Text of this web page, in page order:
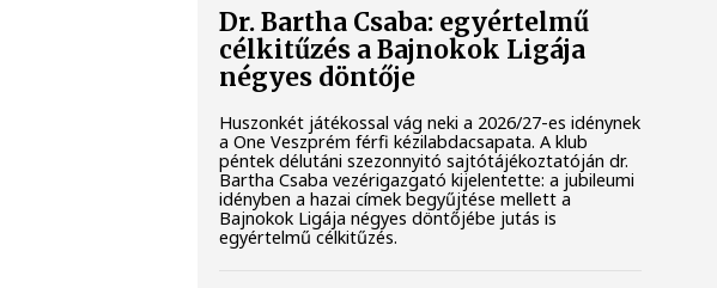
Dr. Bartha Csaba: egyértelmű
célkitűzés a Bajnokok Ligája
négyes döntője
Huszonkét játékossal vág neki a 2026/27-es idénynek
a One Veszprém férfi kézilabdacsapata. A klub
péntek délutáni szezonnyitó sajtótájékoztatóján dr.
Bartha Csaba vezérigazgató kijelentette: a jubileumi
idényben a hazai címek begyűjtése mellett a
Bajnokok Ligája négyes döntőjébe jutás is
egyértelmű célkitűzés.